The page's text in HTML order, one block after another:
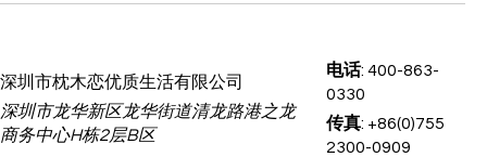
深圳市枕木恋优质生活有限公司
深圳市龙华新区龙华街道清龙路港之龙
商务中心H栋2层B区
电话: 400-863-
0330
传真: +86(0)755
2300-0909